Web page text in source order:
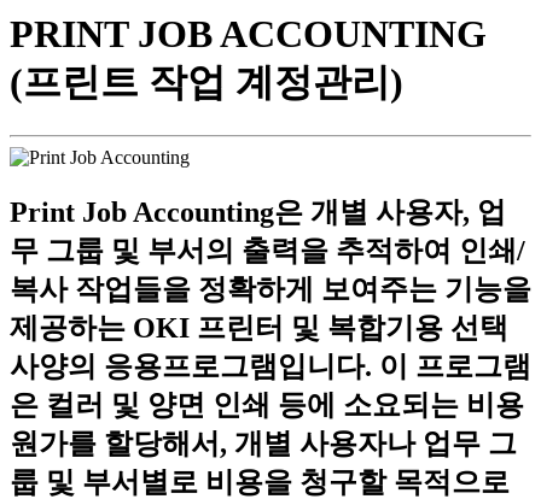
PRINT JOB ACCOUNTING
(프린트 작업 계정관리)
Print Job Accounting은 개별 사용자, 업
무 그룹 및 부서의 출력을 추적하여 인쇄/
복사 작업들을 정확하게 보여주는 기능을
제공하는 OKI 프린터 및 복합기용 선택
사양의 응용프로그램입니다. 이 프로그램
은 컬러 및 양면 인쇄 등에 소요되는 비용
원가를 할당해서, 개별 사용자나 업무 그
룹 및 부서별로 비용을 청구할 목적으로